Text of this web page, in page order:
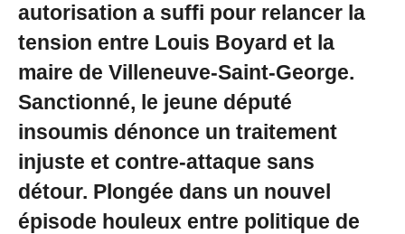
autorisation a suffi pour relancer la
tension entre Louis Boyard et la
maire de Villeneuve-Saint-George.
Sanctionné, le jeune député
insoumis dénonce un traitement
injuste et contre-attaque sans
détour. Plongée dans un nouvel
épisode houleux entre politique de